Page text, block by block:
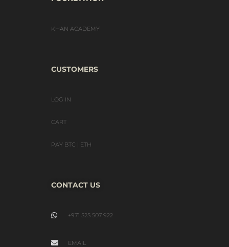
KHAN ACADEMY
CUSTOMERS
LOG IN
CART
PAY BTC | ETH
CONTACT US
+971 525 507 922
EMAIL